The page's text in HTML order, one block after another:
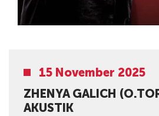
15 November 2025
ZHENYA GALICH
AKUSTIK